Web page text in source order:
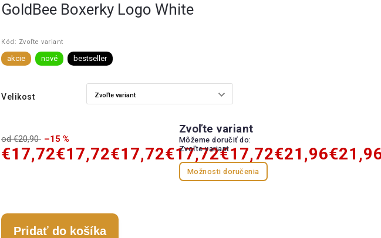
GoldBee Boxerky Logo White
Kód: Zvoľte variant
akcie nové bestseller
Velikost
od €20,90 –15 %
€17,72€17,72€17,72€17,72€17,72€21,96
Zvoľte variant
Môžeme doručiť do:
Zvoľte variant
Možnosti doručenia
Pridať do košíka